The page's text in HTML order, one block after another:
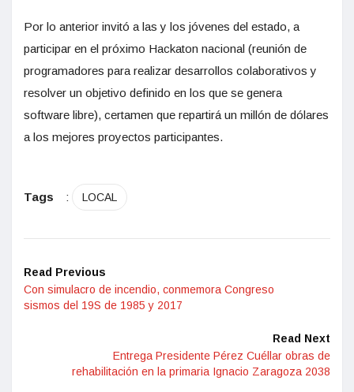
Por lo anterior invitó a las y los jóvenes del estado, a
participar en el próximo Hackaton nacional (reunión de
programadores para realizar desarrollos colaborativos y
resolver un objetivo definido en los que se genera
software libre), certamen que repartirá un millón de dólares
a los mejores proyectos participantes.
Tags : LOCAL
Read Previous
Con simulacro de incendio, conmemora Congreso
sismos del 19S de 1985 y 2017
Read Next
Entrega Presidente Pérez Cuéllar obras de
rehabilitación en la primaria Ignacio Zaragoza 2038